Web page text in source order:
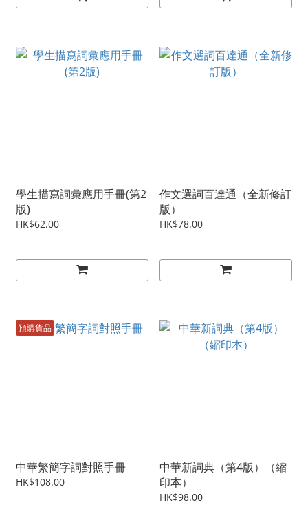
學生描寫詞彙應用手冊(第2
版)
HK$62.00
作文選詞百達通（全新修訂
版）
HK$78.00
預購貨品
中華繁簡字詞對照手冊
HK$108.00
中華新詞典（第4版）（縮
印本）
HK$98.00